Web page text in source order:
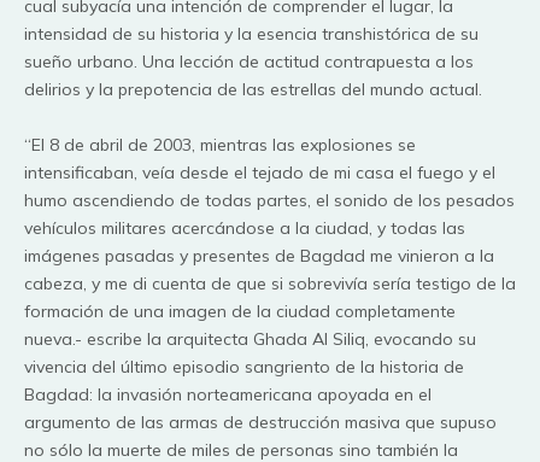
cual subyacía una intención de comprender el lugar, la
intensidad de su historia y la esencia transhistórica de su
sueño urbano. Una lección de actitud contrapuesta a los
delirios y la prepotencia de las estrellas del mundo actual.
“El 8 de abril de 2003, mientras las explosiones se
intensificaban, veía desde el tejado de mi casa el fuego y el
humo ascendiendo de todas partes, el sonido de los pesados
vehículos militares acercándose a la ciudad, y todas las
imágenes pasadas y presentes de Bagdad me vinieron a la
cabeza, y me di cuenta de que si sobrevivía sería testigo de la
formación de una imagen de la ciudad completamente
nueva.- escribe la arquitecta Ghada Al Siliq, evocando su
vivencia del último episodio sangriento de la historia de
Bagdad: la invasión norteamericana apoyada en el
argumento de las armas de destrucción masiva que supuso
no sólo la muerte de miles de personas sino también la